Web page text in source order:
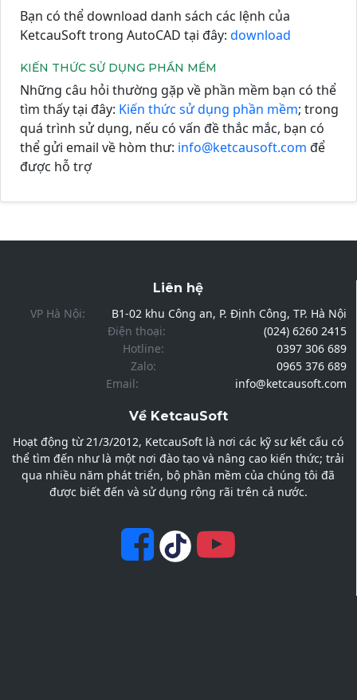
Bạn có thể download danh sách các lệnh của
KetcauSoft trong AutoCAD tại đây: download
KIẾN THỨC SỬ DỤNG PHẦN MỀM
Những câu hỏi thường gặp về phần mềm bạn có thể
tìm thấy tại đây: Kiến thức sử dụng phần mềm; trong
quá trình sử dụng, nếu có vấn đề thắc mắc, bạn có
thể gửi email về hòm thư: info@ketcausoft.com để
được hỗ trợ
Liên hệ
VP Hà Nội:
B1-02 khu Công an, P. Định Công, TP. Hà Nội
Điện thoại:
(024) 6260 2415
Hotline:
0397 306 689
Zalo:
0965 376 689
Email:
info@ketcausoft.com
Về KetcauSoft
Hoạt động từ 21/3/2012, KetcauSoft là nơi các kỹ sư kết cấu có
thể tìm đến như là một nơi đào tạo và nâng cao kiến thức; trải
qua nhiều năm phát triển, bộ phần mềm của chúng tôi đã
được biết đến và sử dụng rộng rãi trên cả nước.